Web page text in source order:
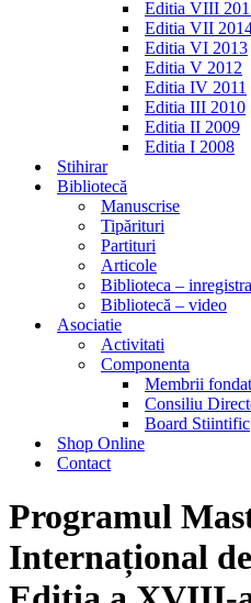
Editia VIII
Editia VII
Editia VI 2013
Editia V 2012
Editia IV 2011
Editia III 2010
Editia II 2009
Editia I 2008
Stihirar
Bibliotecă
Manuscrise
Tipărituri
Partituri
Articole
Biblioteca –
Bibliotecă – video
Asociatie
Activitati
Componenta
Membrii
Consiliu
Board Stiintific
Shop Online
Contact
Programul
Internațional